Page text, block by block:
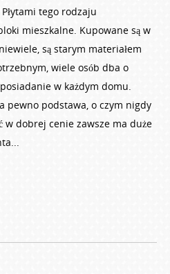
tego rodzaju
mieszkalne. Kupowane są w
są starym materiałem
wiele osób dba o
w każdym domu.
pewno podstawa, o czym nigdy
w dobrej cenie zawsze ma duże